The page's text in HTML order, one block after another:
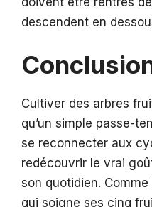
descendent en
Cultiver des arbres
qu’un simple passe-
se reconnecter aux
redécouvrir le vrai
son quotidien.
qui soigne ses cinq